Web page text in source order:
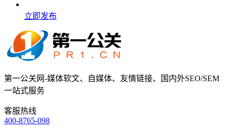
立即发布
第一公关网-媒体软文、自媒体、友情链接、国内外SEO/SEM
一站式服务
客服热线
400-8765-098